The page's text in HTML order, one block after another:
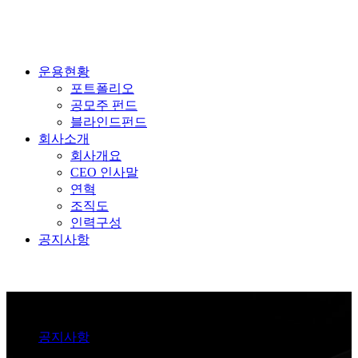
운용현황
포트폴리오
공모주 펀드
블라인드펀드
회사소개
회사개요
CEO 인사말
연혁
조직도
인력구성
공지사항
공지사항